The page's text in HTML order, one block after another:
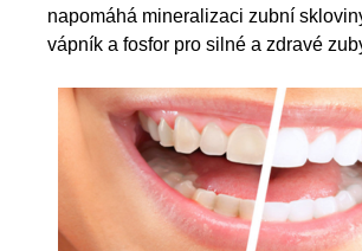
napomáhá mineralizaci zubní
vápník a fosfor pro silné a zdravé